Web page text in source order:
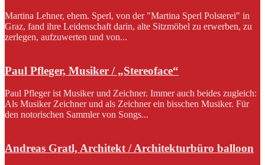
Martina Lehner, ehem. Sperl, von der "Martina Sperl Polsterei" in
Graz, fand ihre Leidenschaft darin, alte Sitzmöbel zu erwerben, zu
zerlegen, aufzuwerten und von...
Paul Pfleger, Musiker / „Stereoface“
Paul Pfleger ist Musiker und Zeichner. Immer auch beides zugleich:
Als Musiker Zeichner und als Zeichner ein bisschen Musiker. Für
den notorischen Sammler von Songs...
Andreas Gratl, Architekt / Architekturbüro balloon